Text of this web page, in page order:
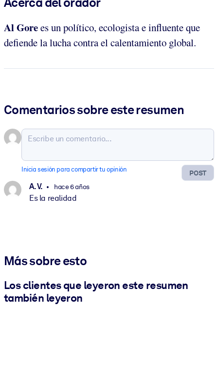
Al Gorees un político, ecologista e influente que
defiende la lucha contra el calentamiento global.
Comentarios sobre este resumen
POST
Inicia sesión para compartir tu opinión
A. V. hace 6 años
Es la realidad
Más sobre esto
Los clientes que leyeron este resumen
también leyeron